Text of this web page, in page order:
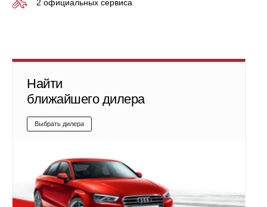
2 официальных сервиса
Найти
ближайшего дилера
Выбрать дилера